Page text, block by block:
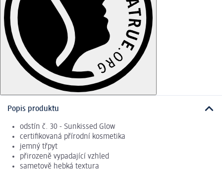
Popis produktu
odstín č. 30 - Sunkissed Glow
certifikovaná přírodní kosmetika
jemný třpyt
přirozeně vypadající vzhled
sametově hebká textura